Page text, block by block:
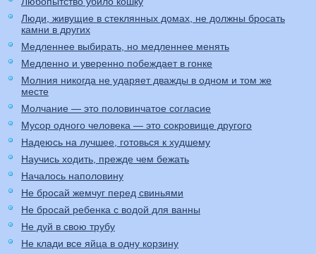
Люди, живущие в стеклянных домах, не должны бросать
камни в других
Медленнее выбирать, но медленнее менять
Медленно и уверенно побеждает в гонке
Молния никогда не ударяет дважды в одном и том же
месте
Молчание — это половинчатое согласие
Мусор одного человека — это сокровище другого
Надеюсь на лучшее, готовься к худшему
Научись ходить, прежде чем бежать
Началось наполовину
Не бросай жемчуг перед свиньями
Не бросай ребенка с водой для ванны
Не дуй в свою трубу
Не клади все яйца в одну корзину